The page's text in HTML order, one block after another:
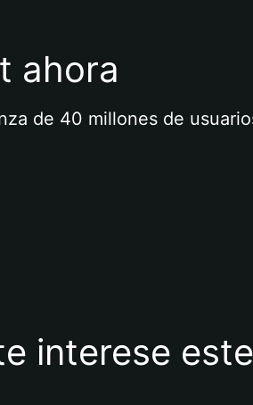
ahora
de 40 millones de
interese